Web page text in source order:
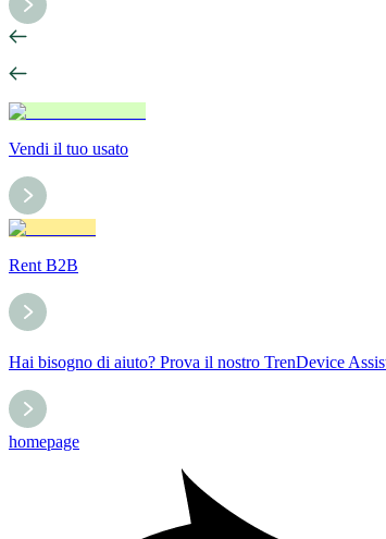
Vendi il tuo usato
Rent B2B
Hai bisogno di aiuto? Prova il nostro TrenDevice
homepage